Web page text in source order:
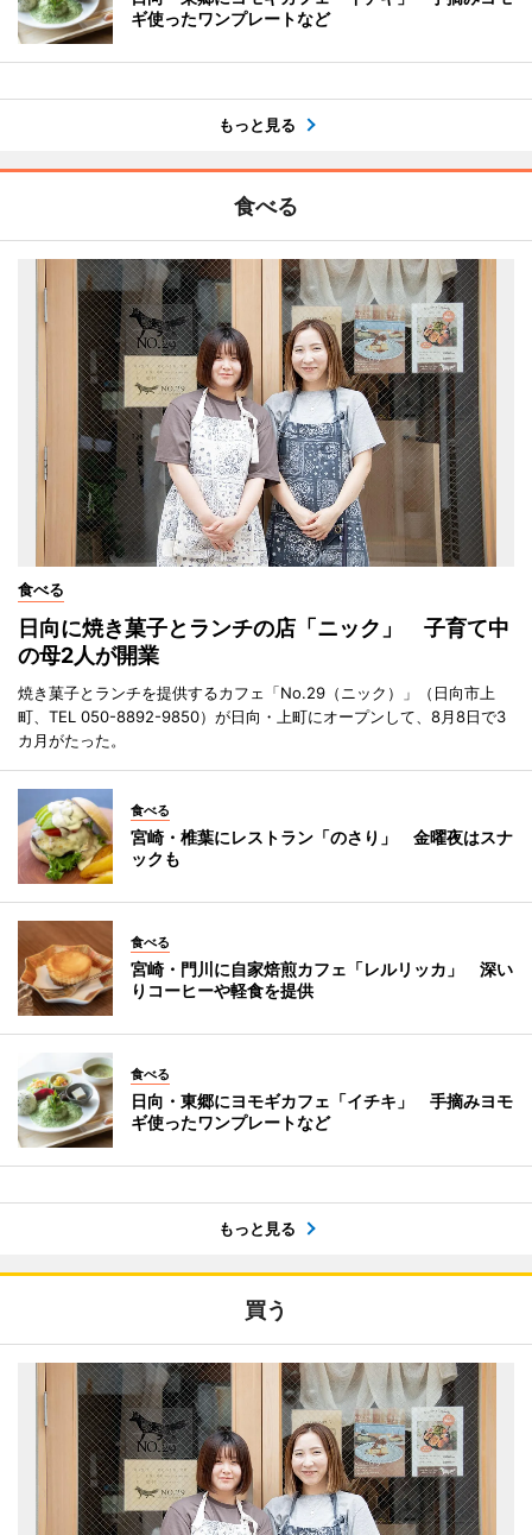
ギ使ったワンプレートなど
もっと見る
食べる
食べる
日向に焼き菓子とランチの店「ニック」 子育て中
の母2人が開業
焼き菓子とランチを提供するカフェ「No.29（ニック）」（日向市上
町、TEL 050-8892-9850）が日向・上町にオープンして、8月8日で3
カ月がたった。
食べる
宮崎・椎葉にレストラン「のさり」 金曜夜はスナ
ックも
食べる
宮崎・門川に自家焙煎カフェ「レルリッカ」 深い
りコーヒーや軽食を提供
食べる
日向・東郷にヨモギカフェ「イチキ」 手摘みヨモ
ギ使ったワンプレートなど
もっと見る
買う